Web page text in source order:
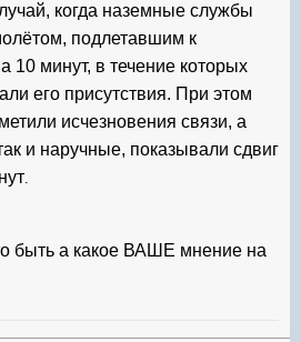
когда наземные службы
подлетавшим к
10 минут, в течение которых
его присутствия. При этом
исчезновения связи, а
и наручные, показывали сдвиг
.
быть а какое ВАШЕ мнение на